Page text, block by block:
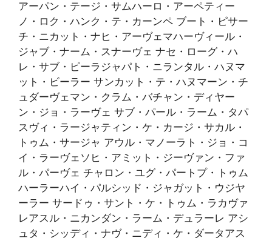
アーパン・テージ・サムハーロ・アーペティー
ノ・ロク・ハンク・テ・カーンペ ブート・ピサー
チ・ニカット・ナヒ・アーヴェマハーヴィール・
ジャブ・ナーム・スナーヴェ ナセ・ローグ・ハ
レ・サブ・ピーラジャパト・ニランタル・ハヌマ
ット・ビーラー サンカット・テ・ハヌマーン・チ
ュダーヴェマン・クラム・バチャン・ディヤー
ン・ジョ・ラーヴェ サブ・パール・ラーム・タパ
スヴィ・ラージャティン・ケ・カージ・サカル・
トゥム・サージャ アウル・マノーラト・ジョ・コ
イ・ラーヴェソヒ・アミット・ジーヴァン・ファ
ル・パーヴェ チャロン・ユグ・パートプ・トゥム
ハーラーハイ・パルシッド・ジャガット・ウジヤ
ーラー サードゥ・サント・ケ・トゥム・ラカヴァ
レアスル・ニカンダン・ラーム・デュラーレ アシ
ュタ・シッディ・ナヴ・ニディ・ケ・ダータアス